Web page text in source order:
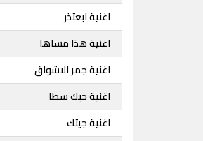
اغنية ابعتذر
اغنية هذا مساها
اغنية جمر الاشواق
اغنية حبك سطا
اغنية جيتك